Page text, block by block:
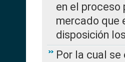
en el
mercado que
disposición
Por la cual se